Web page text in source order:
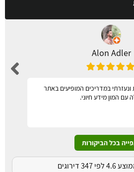
Alon Adler
ונעזרתי במדריכים המופיעים באתר
עם המון מידע חיוני.
בכל הביקורות
347 דירוגים